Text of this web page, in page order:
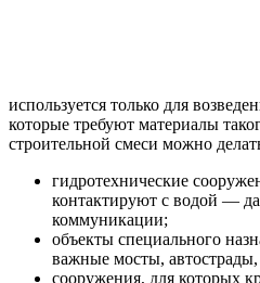
используется только для
которые требуют материалы
строительной смеси можно
гидротехнические
контактируют с водой —
коммуникации;
объекты специального
важные мосты,
сооружения, для которых